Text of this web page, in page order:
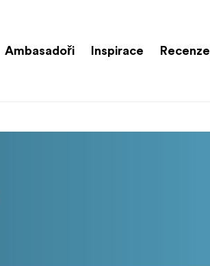
Ambasadoři Inspirace